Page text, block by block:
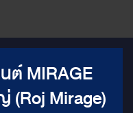
ต์ MIRAGE
ใหญ่ (Roj Mirage)